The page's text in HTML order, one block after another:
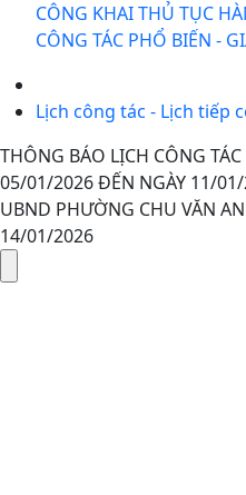
CÔNG KHAI THỦ TỤC
CÔNG TÁC PHỔ BIẾN -
Lịch công tác - Lịch tiếp
THÔNG BÁO LỊCH CÔNG
05/01/2026 ĐẾN NGÀY 11/
UBND PHƯỜNG CHU VĂN AN
14/01/2026